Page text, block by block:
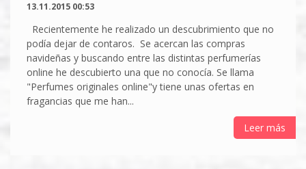
13.11.2015 00:53
Recientemente he realizado un descubrimiento que no
podía dejar de contaros. Se acercan las compras
navideñas y buscando entre las distintas perfumerías
online he descubierto una que no conocía. Se llama
"Perfumes originales online"y tiene unas ofertas en
fragancias que me han...
Leer más